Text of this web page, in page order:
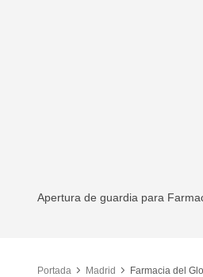
Apertura de guardia para
Portada Madrid Farmacia del